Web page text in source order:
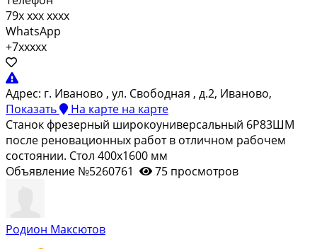
79x xxx xxxx
WhatsApp
+7xxxxx
Адрес: г. Иваново , ул. Свободная , д.2, Иваново,
Показать
На карте на карте
Станок фрезерный широкоуниверсальный 6Р83ШМ
после реновационных работ в отличном рабочем
состоянии. Стол 400х1600 мм
Объявление №5260761
75 просмотров
Родион Максютов